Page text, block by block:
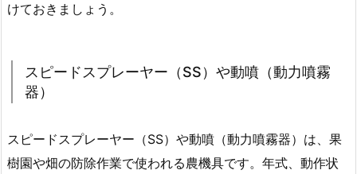
けておきましょう。
スピードスプレーヤー（SS）や動噴（動力噴霧
器）
スピードスプレーヤー（SS）や動噴（動力噴霧器）は、果
樹園や畑の防除作業で使われる農機具です。年式、動作状